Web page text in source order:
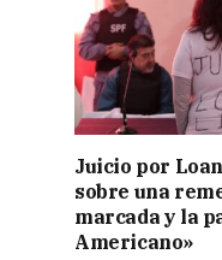
Juicio por
sobre una
marcada y la
Americano»